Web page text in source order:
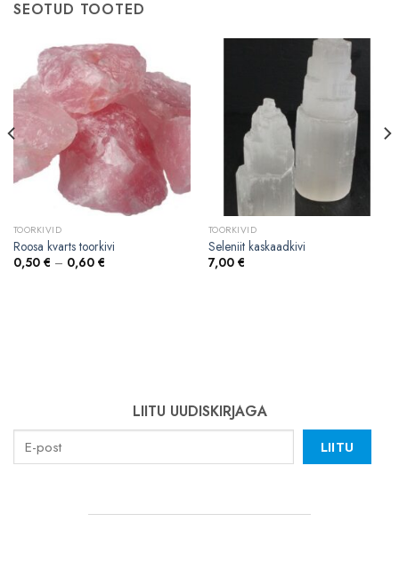
SEOTUD TOOTED
TOORKIVID
Roosa kvarts toorkivi
0,50 € – 0,60 €
TOORKIVID
Seleniit kaskaadkivi
7,00 €
LIITU UUDISKIRJAGA
LIITU